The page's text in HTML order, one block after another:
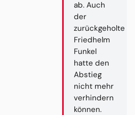
ab. Auch
der
zurückgeholte
Friedhelm
Funkel
hatte den
Abstieg
nicht mehr
verhindern
können.